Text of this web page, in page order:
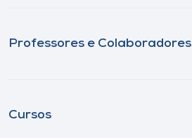
Professores e Colaboradores
Cursos